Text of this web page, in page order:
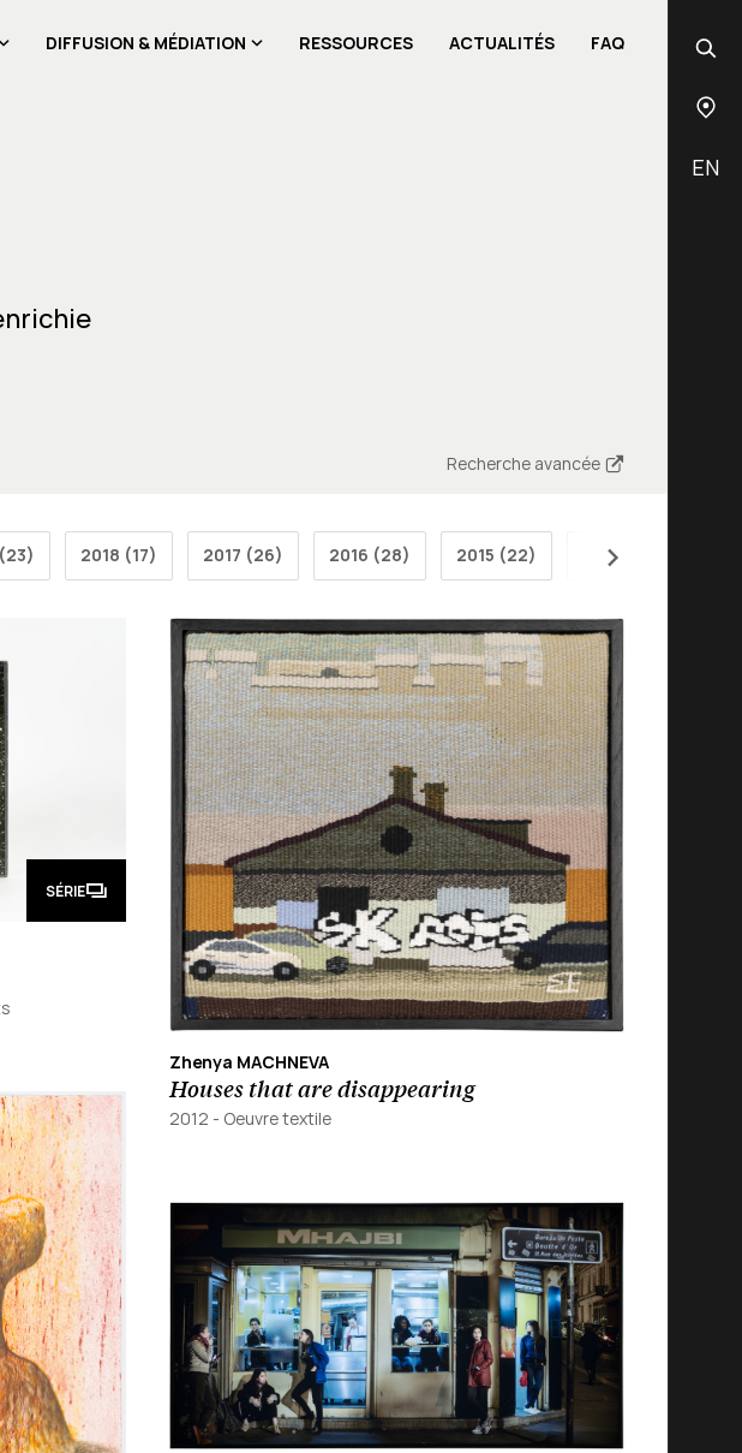
EN
DIFFUSION & MÉDIATION RESSOURCES ACTUALITÉS FAQ
Recherche avancée
2018 (17) 2017 (26) 2016 (28) 2015 (22) 2014 (28)
SÉRIE
Zhenya MACHNEVA
Houses that are disappearing
2012 - Oeuvre textile